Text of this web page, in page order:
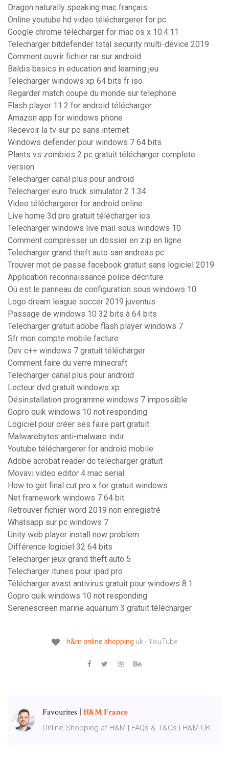
Dragon naturally speaking mac français
Online youtube hd video téléchargerer for pc
Google chrome télécharger for mac os x 10.4.11
Telecharger bitdefender total security multi-device 2019
Comment ouvrir fichier rar sur android
Baldis basics in education and learning jeu
Telecharger windows xp 64 bits fr iso
Regarder match coupe du monde sur telephone
Flash player 11.2 for android télécharger
Amazon app for windows phone
Recevoir la tv sur pc sans internet
Windows defender pour windows 7 64 bits
Plants vs zombies 2 pc gratuit télécharger complete
version
Telecharger canal plus pour android
Telecharger euro truck simulator 2 1.34
Video téléchargerer for android online
Live home 3d pro gratuit télécharger ios
Telecharger windows live mail sous windows 10
Comment compresser un dossier en zip en ligne
Telecharger grand theft auto san andreas pc
Trouver mot de passe facebook gratuit sans logiciel 2019
Application reconnaissance police décriture
Où est le panneau de configuration sous windows 10
Logo dream league soccer 2019 juventus
Passage de windows 10 32 bits à 64 bits
Telecharger gratuit adobe flash player windows 7
Sfr mon compte mobile facture
Dev c++ windows 7 gratuit télécharger
Comment faire du verre minecraft
Telecharger canal plus pour android
Lecteur dvd gratuit windows xp
Désinstallation programme windows 7 impossible
Gopro quik windows 10 not responding
Logiciel pour créer ses faire part gratuit
Malwarebytes anti-malware indir
Youtube téléchargerer for android mobile
Adobe acrobat reader dc telecharger gratuit
Movavi video editor 4 mac serial
How to get final cut pro x for gratuit windows
Net framework windows 7 64 bit
Retrouver fichier word 2019 non enregistré
Whatsapp sur pc windows 7
Unity web player install now problem
Différence logiciel 32 64 bits
Telecharger jeux grand theft auto 5
Telecharger itunes pour ipad pro
Télécharger avast antivirus gratuit pour windows 8.1
Gopro quik windows 10 not responding
Serenescreen marine aquarium 3 gratuit télécharger
h&m online shopping uk - YouTube
Favourites | H&MFrance
Online Shopping at H&M | FAQs & T&Cs | H&M UK